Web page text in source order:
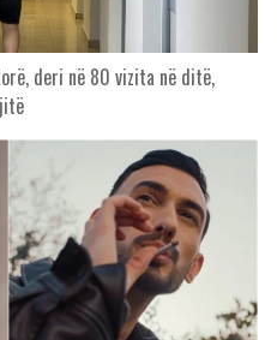
deri në 80 vizita në ditë,